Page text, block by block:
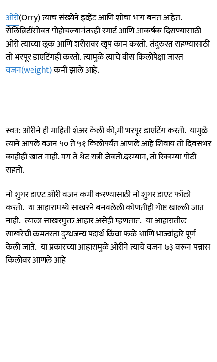
ओरी(Orry) त्याच संख्येने इव्हेंट आणि शोचा भाग बनत आहेत.
सेलिब्रिटींसोबत पोहोचल्यानंतरही स्मार्ट आणि आकर्षक दिसण्यासाठी
ओरी त्याच्या लूक आणि शरीरावर खूप काम करतो. तंदुरुस्त राहण्यासाठी
तो भरपूर डाएटिंगही करतो. त्यामुळे त्याचे वीस किलोपेक्षा जास्त
वजन(weight)कमी झाले आहे.
स्वत: ओरीने ही माहिती शेअर केली की,मी भरपूर डाएटिंग करतो. यामुळे
त्याने आपले वजन ५० ते ५१ किलोपर्यंत आणले आहे शिवाय तो दिवसभर
काहीही खात नाही. मग ते थेट रात्री जेवतो.दरम्यान, तो रिकाम्या पोटी
राहतो.
नो शुगर डाएट ओरी वजन कमी करण्यासाठी नो शुगर डाएट फॉलो
करतो. या आहारामध्ये साखरने बनवलेली कोणतीही गोष्ट खाल्ली जात
नाही. त्याला साखरमुक्त आहार असेही म्हणतात. या आहारातील
साखरेची कमतरता दुग्धजन्य पदार्थ किंवा फळे आणि भाज्यांद्वारे पूर्ण
केली जाते. या प्रकारच्या आहारामुळे ओरीने त्याचे वजन ७३ वरून पन्नास
किलोवर आणले आहे